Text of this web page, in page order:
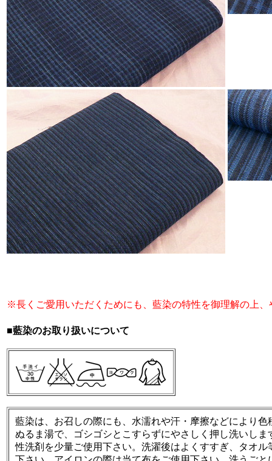
※長くご愛用いただくためにも、藍染の特性を御理解の上
■藍染のお取り扱いについて
藍染は、お召しの際にも、水濡れや汗・摩擦などにより
ぬるま湯で、ゴシゴシとこすらずにやさしく押し洗いし
性洗剤を少量ご使用下さい。洗濯後はよくすすぎ、タオ